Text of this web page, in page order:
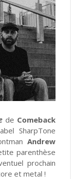
de Comeback
SharpTone
Andrew
parenthèse
prochain
et metal !